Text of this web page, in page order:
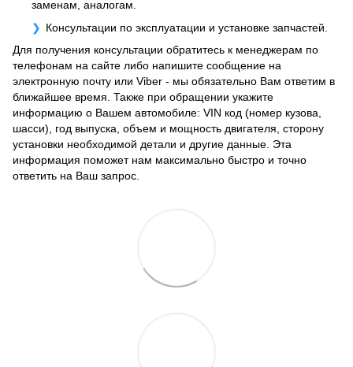
заменам, аналогам.
Консультации по эксплуатации и установке запчастей.
Для получения консультации обратитесь к менеджерам по
телефонам на сайте либо напишите сообщение на
электронную почту или Viber - мы обязательно Вам ответим в
ближайшее время. Также при обращении укажите
информацию о Вашем автомобиле: VIN код (номер кузова,
шасси), год выпуска, объем и мощность двигателя, сторону
установки необходимой детали и другие данные. Эта
информация поможет нам максимально быстро и точно
ответить на Ваш запрос.